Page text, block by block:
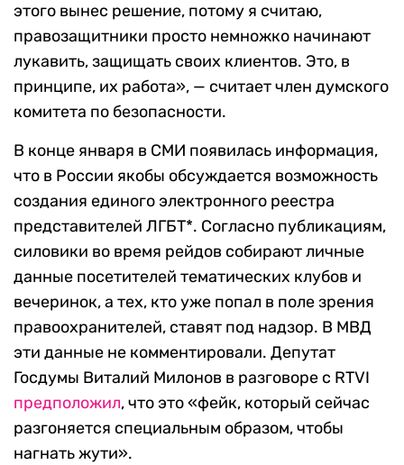
этого вынес решение, потому я считаю,
правозащитники просто немножко начинают
лукавить, защищать своих клиентов. Это, в
принципе, их работа», — считает член думского
комитета по безопасности.
В конце января в СМИ появилась информация,
что в России якобы обсуждается возможность
создания единого электронного реестра
представителей ЛГБТ*. Согласно публикациям,
силовики во время рейдов собирают личные
данные посетителей тематических клубов и
вечеринок, а тех, кто уже попал в поле зрения
правоохранителей, ставят под надзор. В МВД
эти данные не комментировали. Депутат
Госдумы Виталий Милонов в разговоре с RTVI
предположил, что это «фейк, который сейчас
разгоняется специальным образом, чтобы
нагнать жути».